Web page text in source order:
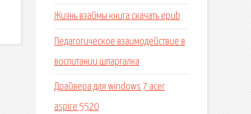
Жизнь взаймы книга скачать epub
Педагогическое взаимодействие в
воспитании шпаргалка
Драйвера для windows 7 acer
aspire 5520